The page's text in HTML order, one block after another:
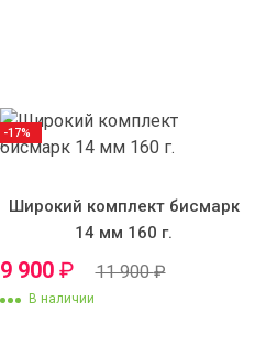
Широкий комплект бисмарк
14 мм 160 г.
9 900 ₽ 11 900₽
В наличии
-17%